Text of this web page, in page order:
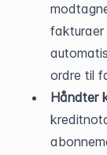
fakturaer
ordre til
Håndter